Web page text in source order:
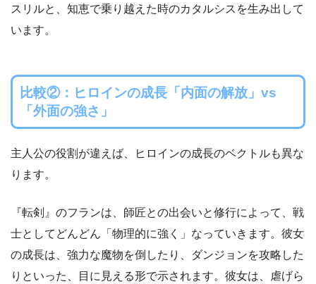
スリルと、知恵で乗り越えた時のカタルシスを生み出して
います。
比較②：ヒロインの成長「内面の解放」vs
「外面の強さ」
主人公の役割が違えば、ヒロインの成長のベクトルも異な
ります。
『転剣』のフランは、師匠との出会いと修行によって、戦
士としてどんどん「物理的に強く」なっていきます。彼女
の成長は、強力な魔物を倒したり、ダンジョンを攻略した
りといった、目に見える形で示されます。彼女は、虐げら